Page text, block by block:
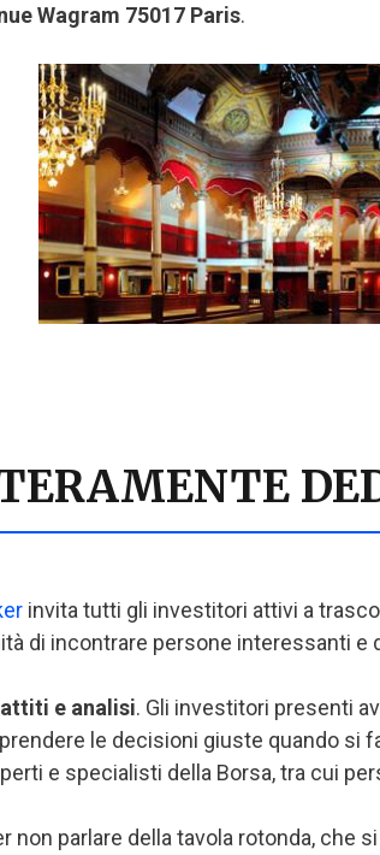
Wagram 75017 Paris.
invita tutti gli investitori attivi a
di incontrare persone interessanti
e analisi. Gli investitori presenti
le decisioni giuste quando
e specialisti della Borsa, tra cui
non parlare della tavola rotonda,